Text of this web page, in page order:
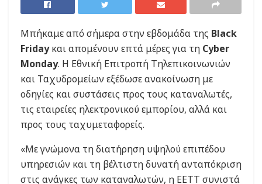
Μπήκαμε από σήμερα στην εβδομάδα της Black
Fridayκαι απομένουν επτά μέρες για τη Cyber
Monday. Η Εθνική Επιτροπή Τηλεπικοινωνιών
και Ταχυδρομείων εξέδωσε ανακοίνωση με
οδηγίες και συστάσεις προς τους καταναλωτές,
τις εταιρείες ηλεκτρονικού εμπορίου, αλλά και
προς τους ταχυμεταφορείς.
«Με γνώμονα τη διατήρηση υψηλού επιπέδου
υπηρεσιών και τη βέλτιστη δυνατή ανταπόκριση
στις ανάγκες των καταναλωτών, η ΕΕΤΤ συνιστά